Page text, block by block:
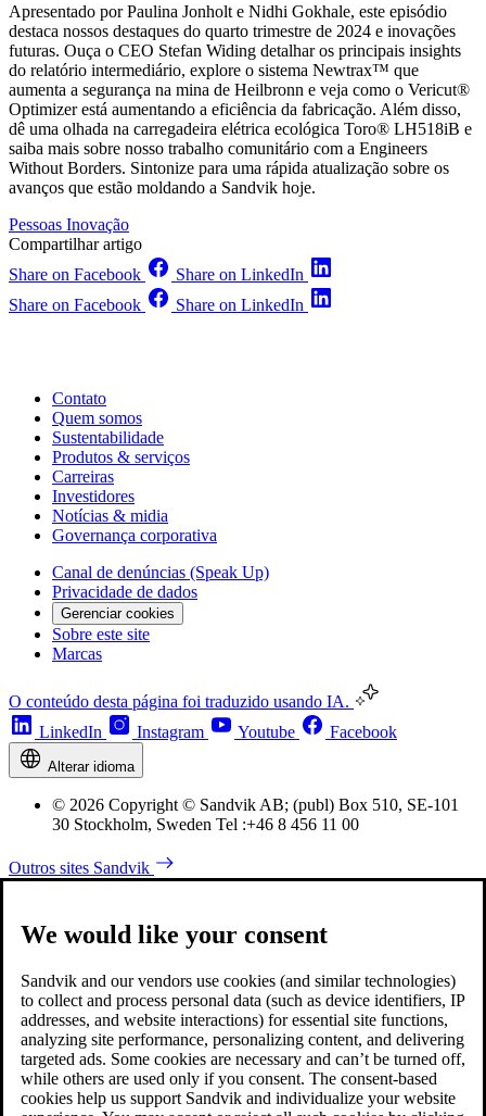
Apresentado por Paulina Jonholt e Nidhi Gokhale, este episódio
destaca nossos destaques do quarto trimestre de 2024 e inovações
futuras. Ouça o CEO Stefan Widing detalhar os principais insights
do relatório intermediário, explore o sistema Newtrax™ que
aumenta a segurança na mina de Heilbronn e veja como o Vericut®
Optimizer está aumentando a eficiência da fabricação. Além disso,
dê uma olhada na carregadeira elétrica ecológica Toro® LH518iB e
saiba mais sobre nosso trabalho comunitário com a Engineers
Without Borders. Sintonize para uma rápida atualização sobre os
avanços que estão moldando a Sandvik hoje.
Pessoas Inovação
Compartilhar artigo
Share on Facebook
Share on LinkedIn
Share on Facebook
Share on LinkedIn
Contato
Quem somos
Sustentabilidade
Produtos & serviços
Carreiras
Investidores
Notícias & midia
Governança corporativa
Canal de denúncias (Speak Up)
Privacidade de dados
Gerenciar cookies
Sobre este site
Marcas
O conteúdo desta página foi traduzido usando IA.
LinkedIn
Instagram Youtube Facebook
Alterar idioma
© 2026 Copyright © Sandvik AB; (publ) Box 510, SE-101
30 Stockholm, Sweden Tel :+46 8 456 11 00
Outros sites Sandvik
We would like your consent
Sandvik and our vendors use cookies (and similar technologies)
to collect and process personal data (such as device identifiers, IP
addresses, and website interactions) for essential site functions,
analyzing site performance, personalizing content, and delivering
targeted ads. Some cookies are necessary and can’t be turned off,
while others are used only if you consent. The consent-based
cookies help us support Sandvik and individualize your website